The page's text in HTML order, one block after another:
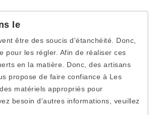
le
être des soucis d'étanchéité. Donc,
pour les régler. Afin de réaliser ces
en la matière. Donc, des artisans
propose de faire confiance à Les
matériels appropriés pour
besoin d'autres informations, veuillez